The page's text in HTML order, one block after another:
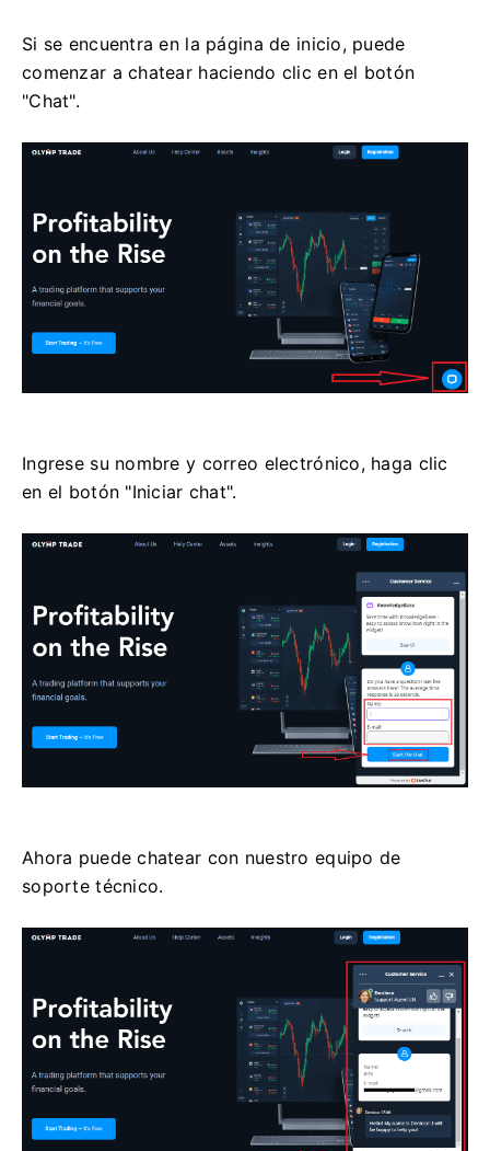
Si se encuentra en la página de inicio, puede
comenzar a chatear haciendo clic en el botón
"Chat".
Ingrese su nombre y correo electrónico, haga clic
en el botón "Iniciar chat".
Ahora puede chatear con nuestro equipo de
soporte técnico.